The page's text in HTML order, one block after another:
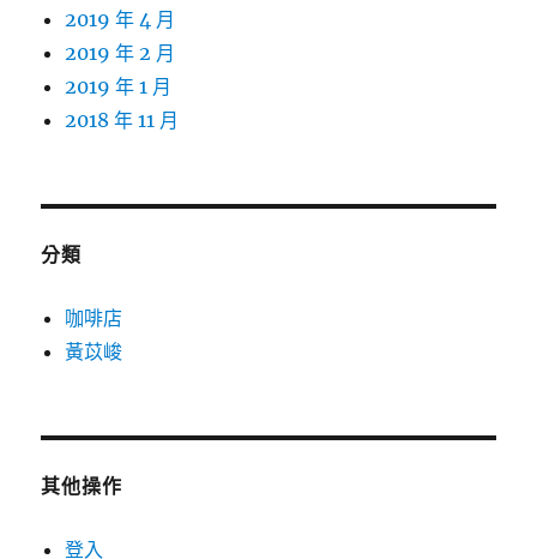
2019 年 4 月
2019 年 2 月
2019 年 1 月
2018 年 11 月
分類
咖啡店
黃苡峻
其他操作
登入